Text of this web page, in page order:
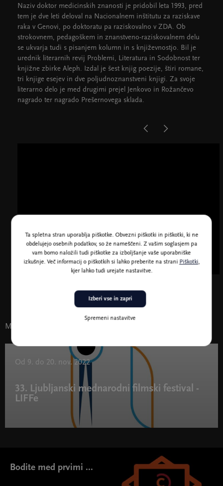
Naziv doktor medicinskih znanosti je pridobil leta 1993, pred
tem je dve leti deloval na Nacionalnem inštitutu za raziskave
raka v Genovi, po doktoratu pa raziskovalno v ZDA. Ob
strokovnem, pedagoškem in znanstveno-raziskovalnem delu
se ukvarja tudi s pisanjem kolumn in s književnostjo. Bil je
urednik literarnih revij Problemi, Literatura in Sodobnost ter
knjižne zbirke Aleph. Izdal je šest knjig poezije, štiri romane,
tri knjige esejev in dve poljudnoznanstveni knjigi. Za svoje
literarno delo je med drugimi prejel Jenkovo in Rožančevo
nagrado ter nagrado Prešernovega sklada.
Morda vas zanima tudi
Od 9. do 20. nov. 2022
33. Ljubljanski mednarodni filmski festival -
LIFFe
Bodite med prvimi ...
Ta spletna stran uporablja piškotke. Obvezni piškotki in piškotki, ki ne
obdelujejo osebnih podatkov, so že nameščeni. Z vašim soglasjem pa
vam bomo naložili tudi piškotke za izboljšanje vaše uporabniške
izkušnje. Več informacij o piškotkih si lahko preberite na strani Piškotki,
kjer lahko tudi urejate nastavitve.
Spremeni nastavitve
Izberi vse in zapri